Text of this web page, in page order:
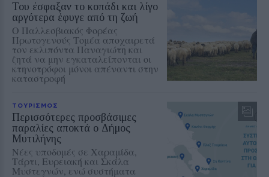
Του έσφαξαν το κοπάδι και λίγο
αργότερα έφυγε από τη ζωή
Ο Παλλεσβιακός Φορέας
Πρωτογενούς Τομέα αποχαιρετά
τον εκλιπόντα Παναγιώτη και
ζητά να μην εγκαταλείπονται οι
κτηνοτρόφοι μόνοι απέναντι στην
καταστροφή
ΤΟΥΡΙΣΜΟΣ
Περισσότερες προσβάσιμες
παραλίες αποκτά ο Δήμος
Μυτιλήνης
Νέες υποδομές σε Χαραμίδα,
Τάρτι, Ευρειακή και Σκάλα
Μυστεγνών, ενώ συστήματα